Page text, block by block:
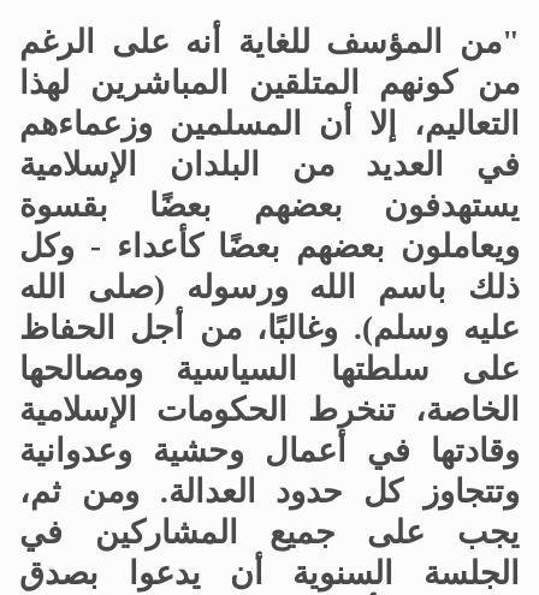
"من المؤسف للغاية أنه على الرغم
من كونهم المتلقين المباشرين لهذا
التعاليم، إلا أن المسلمين وزعماءهم
في العديد من البلدان الإسلامية
يستهدفون بعضهم بعضًا بقسوة
ويعاملون بعضهم بعضًا كأعداء - وكل
ذلك باسم الله ورسوله (صلى الله
عليه وسلم). وغالبًا، من أجل الحفاظ
على سلطتها السياسية ومصالحها
الخاصة، تنخرط الحكومات الإسلامية
وقادتها في أعمال وحشية وعدوانية
وتتجاوز كل حدود العدالة. ومن ثم،
يجب على جميع المشاركين في
الجلسة السنوية أن يدعوا بصدق